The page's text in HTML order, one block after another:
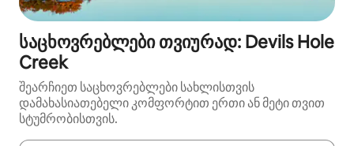
საცხოვრებლები თვიურად: Devils Hole
Creek
შეარჩიეთ საცხოვრებლები სახლისთვის
დამახასიათებელი კომფორტით ერთი ან მეტი თვით
სტუმრობისთვის.